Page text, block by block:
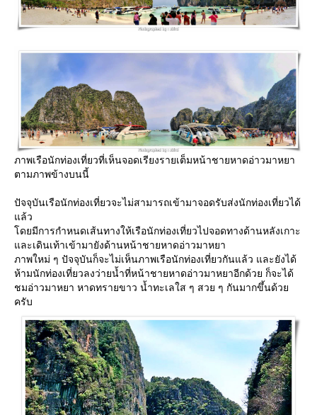
ภาพเรือนักท่องเที่ยวที่เห็นจอดเรียงรายเต็มหน้าชายหาดอ่าวมาหยา
ตามภาพข้างบนนี้
ปัจจุบันเรือนักท่องเที่ยวจะไม่สามารถเข้ามาจอดรับส่งนักท่องเที่ยวได้
ล้ว
ดยมีการกำหนดเส้นทางให้เรือนักท่องเที่ยวไปจอดทางด้านหลังเกาะ
ละเดินเท้าเข้ามายังด้านหน้าชายหาดอ่าวมาหยา
ภาพใหม่ ๆ ปัจจุบันก็จะไม่เห็นภาพเรือนักท่องเที่ยวกันแล้ว และยังได้
ห้ามนักท่องเที่ยวลงว่ายน้ำที่หน้าชายหาดอ่าวมาหยาอีกด้วย ก็จะได้
ชมอ่าวมาหยา หาดทรายขาว น้ำทะเลใส ๆ สวย ๆ กันมากขึ้นด้ว
ครับ